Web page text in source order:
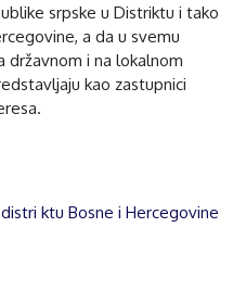
srpske u Distriktu i tako
a da u svemu
državnom i na lokalnom
kao zastupnici
ktu Bosne i Hercegovine